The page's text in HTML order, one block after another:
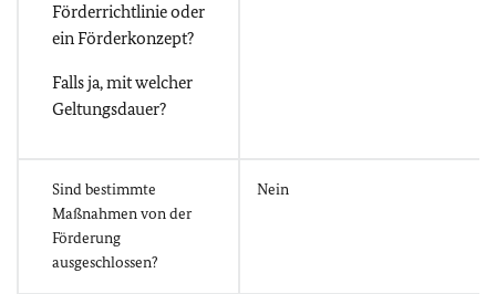
Förderrichtlinie oder
ein Förderkonzept?
Falls ja, mit welcher
Geltungsdauer?
Sind bestimmte
Maßnahmen von der
Förderung
ausgeschlossen?
Nein